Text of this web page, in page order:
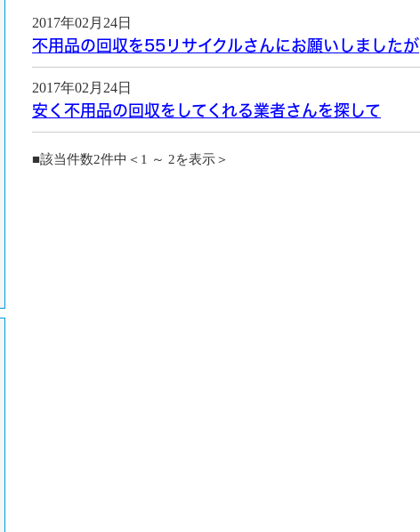
2017年02月24日
不用品の回収を55リサイクルさんにお願いしましたが
2017年02月24日
安く不用品の回収をしてくれる業者さんを探して
■該当件数2件中＜1 ～ 2を表示＞